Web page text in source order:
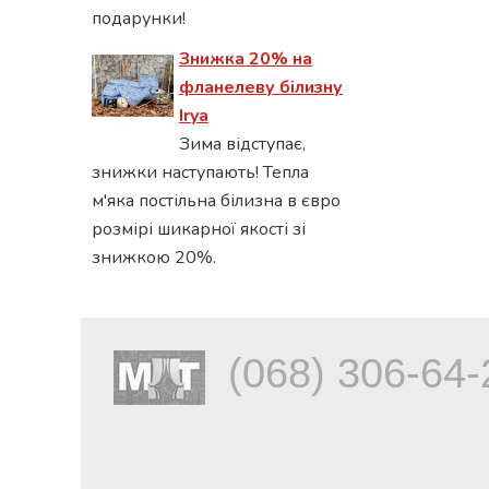
подарунки!
Знижка 20% на
фланелеву білизну
Irya
Зима відступає,
знижки наступають! Тепла
м'яка постільна білизна в євро
розмірі шикарної якості зі
знижкою 20%.
(068) 306-64-